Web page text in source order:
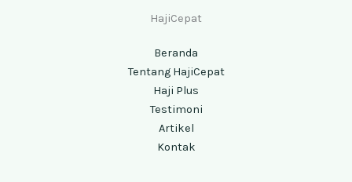
HajiCepat
Beranda
Tentang HajiCepat
Haji Plus
Testimoni
Artikel
Kontak